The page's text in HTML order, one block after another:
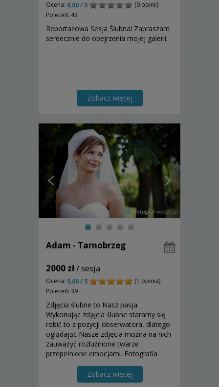
Ocena: 0,00 / 5
(0 opinii)
Poleceń: 43
Reportażowa Sesja Ślubna! Zapraszam
serdecznie do obejrzenia mojej galerii.
Zobacz więcej
Adam - Tarnobrzeg
2000 zł/ sesja
Ocena: 5,00 / 5
(1 opinia)
Poleceń: 39
Zdjęcia ślubne to Nasz pasja.
Wykonując zdjęcia ślubne staramy się
robić to z pozycji obserwatora, dlatego
oglądając Nasze zdjęcia można na nich
zauważyć rozluźnione twarze
przepełnione emocjami. Fotografia
niepowtarzalnych obrazów. Staramy się
uchwycić jak tylko potrafimy...
Zobacz więcej